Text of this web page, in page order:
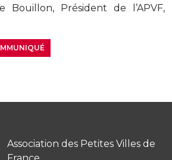
Bouillon, Président de l’APVF,
Association des Petites Villes de
France